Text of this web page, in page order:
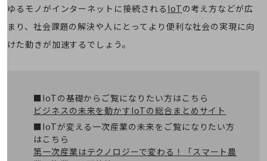
AI
データ利活用
運用管理
災害対策・BCP
課題・ニーズで探す
課題・ニーズで探すTOP
コミュニケーション・情報共有
ゆるモノがインターネットに接続される IoTの考え方などが広
まり、社会課題の解決や人にとってより便利な社会の実現に向
けた動きが加速するでしょう。
■IoTの基礎からご覧になりたい方はこちら
ビジネスの未来を動かすIoTの総合まとめサイト
■IoTが変える一次産業の未来をご覧になりたい方
はこちら
第一次産業はテクノロジーで変わる！「スマート農